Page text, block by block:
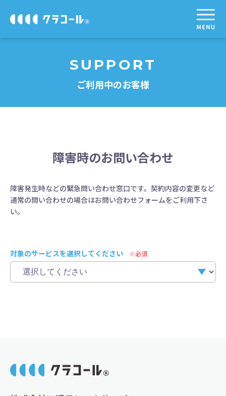
SUPPORT
ご利用中のお客様
障害時のお問い合わせ
障害発生時などの緊急問い合わせ窓口です。契約内容の変更など
通常の問い合わせの場合はお問い合わせフォームをご利用下さ
い。
対象のサービスを選択してください